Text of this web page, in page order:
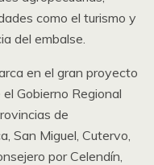
como el turismo y
del embalse.
en el gran proyecto
Gobierno Regional
de
San Miguel, Cutervo,
por Celendín,